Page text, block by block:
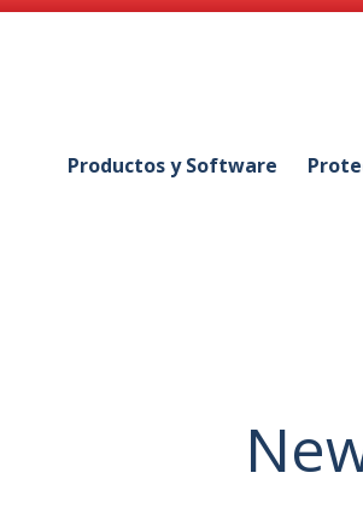
Productos y Software